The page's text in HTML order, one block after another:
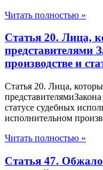
Читать полностью »
Статья 20. Лица,
представителями
производстве и
Статья 20. Лица,
статусе судебных
исполнительном
Читать полностью »
Статья 47.